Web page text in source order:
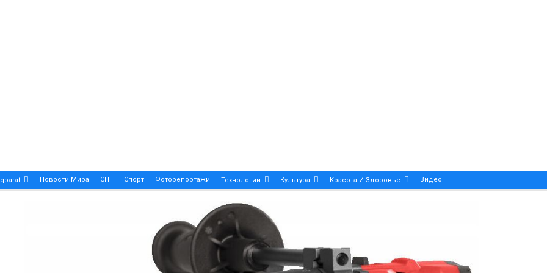
Новости Мира СНГ Спорт Фоторепортажи Технологии Культура Красота И Здоровье Видео
Patek Philippe Calatrava DATE – A True Symbol Of Elegance And Precision